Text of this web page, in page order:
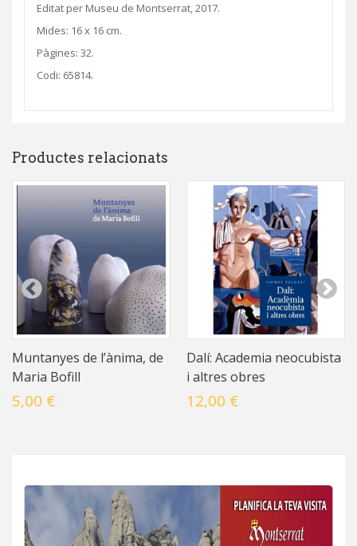
Editat per Museu de Montserrat, 2017.
Mides: 16 x 16 cm.
Pàgines: 32.
Codi: 65814.
Productes relacionats
Muntanyes de l’ànima, de
Maria Bofill
5,00 €
Dalí: Academia neocubista
i altres obres
12,00 €